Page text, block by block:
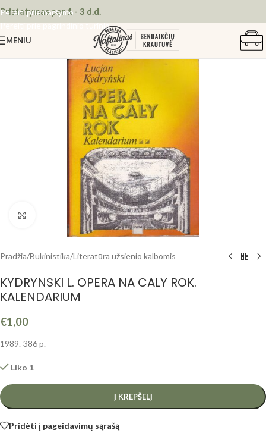
Pereiti prie naršymo
Pereiti prie pagrindinio turinio
Pristatymas per 1 - 3 d.d.
MENIU
Spustelėkite, kad padidintumėte
Pradžia/Bukinistika/Literatūra užsienio kalbomis
KYDRYNSKI L. OPERA NA CALY ROK.
KALENDARIUM
€1,00
1989.-386 p.
Liko 1
Į KREPŠELĮ
Pridėti į pageidavimų sąrašą